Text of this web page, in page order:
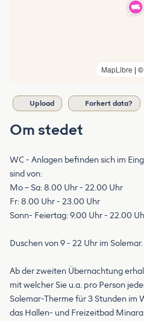
MapLibre | ©
Upload Forkert data?
Om stedet
WC - Anlagen befinden sich im
sind von:
Mo – Sa: 8.00 Uhr - 22.00 Uhr
Fr: 8.00 Uhr - 23.00 Uhr
Sonn- Feiertag: 9.00 Uhr - 22.00
Duschen von 9 - 22 Uhr im Solemar.
Ab der zweiten Übernachtung
mit welcher Sie u.a. pro Person
Solemar-Therme für 3 Stunden im
das Hallen- und Freizeitbad